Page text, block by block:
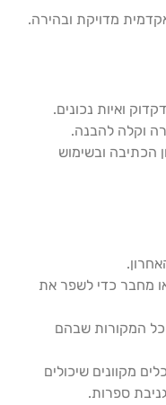
מדויקת ובהירה.
ואיות נכונים.
וקלה להבנה.
הכתיבה ובשימוש
מחבר כדי לשפר את
כל המקורות שבהם
מקוונים שיכולים
ספרות.